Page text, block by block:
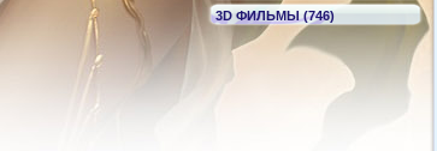
3D ФИЛЬМЫ (746)